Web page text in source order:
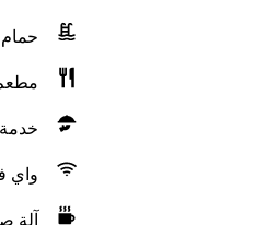
واي
آلة